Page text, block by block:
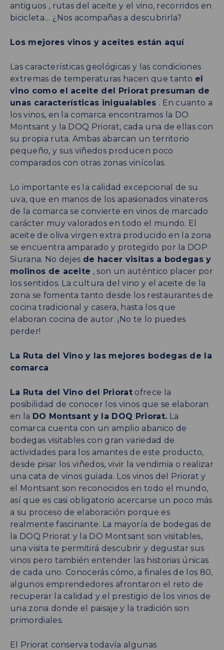
antiguos , rutas del aceite y el vino, recorridos en
bicicleta… ¿Nos acompañas a descubrirla?
Los mejores vinos y aceites están aquí
Las características geológicas y las condiciones
extremas de temperaturas hacen que tanto el
vino como el aceite del Priorat presuman de
unas características inigualables . En cuanto a
los vinos, en la comarca encontramos la DO
Montsant y la DOQ Priorat, cada una de ellas con
su propia ruta. Ambas abarcan un territorio
pequeño, y sus viñedos producen poco
comparados con otras zonas vinícolas.
Lo importante es la calidad excepcional de su
uva, que en manos de los apasionados vinateros
de la comarca se convierte en vinos de marcado
carácter muy valorados en todo el mundo. El
aceite de oliva virgen extra producido en la zona
se encuentra amparado y protegido por la DOP
Siurana. No dejes de hacer visitas a bodegas y
molinos de aceite , son un auténtico placer por
los sentidos. La cultura del vino y el aceite de la
zona se fomenta tanto desde los restaurantes de
cocina tradicional y casera, hasta los que
elaboran cocina de autor. ¡No te lo puedes
perder!
La Ruta del Vino y las mejores bodegas de la
comarca
La Ruta del Vino del Prioratofrece la
posibilidad de conocer los vinos que se elaboran
en la DO Montsant y la DOQ Priorat. La
comarca cuenta con un amplio abanico de
bodegas visitables con gran variedad de
actividades para los amantes de este producto,
desde pisar los viñedos, vivir la vendimia o realizar
una cata de vinos guiada. Los vinos del Priorat y
el Montsant son reconocidos en todo el mundo,
así que es casi obligatorio acercarse un poco más
a su proceso de elaboración porque es
realmente fascinante. La mayoría de bodegas de
la DOQ Priorat y la DO Montsant son visitables,
una visita te permitirá descubrir y degustar sus
vinos pero también entender las historias únicas
de cada uno. Conocerás cómo, a finales de los 80,
algunos emprendedores afrontaron el reto de
recuperar la calidad y el prestigio de los vinos de
una zona donde el paisaje y la tradición son
primordiales.
El Priorat conserva todavía algunas